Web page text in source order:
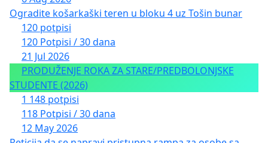
Ogradite košarkaški teren u bloku 4 uz Tošin bunar
120 potpisi
120 Potpisi / 30 dana
21 Jul 2026
PRODUŽENJE ROKA ZA STARE/PREDBOLONJSKE
STUDENTE (2026)
1 148 potpisi
118 Potpisi / 30 dana
12 May 2026